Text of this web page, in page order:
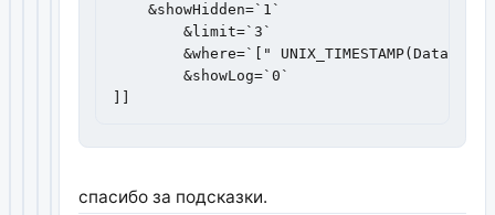
    &showHidden=`1`
спасибо за подсказки.